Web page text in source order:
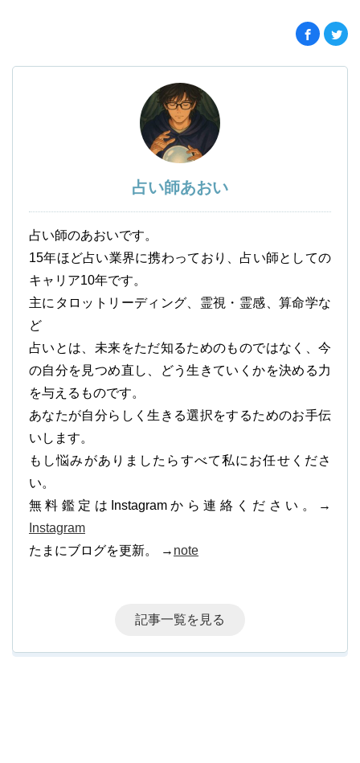
占い師あおい
占い師のあおいです。
15年ほど占い業界に携わっており、占い師としての
キャリア10年です。
主にタロットリーディング、霊視・霊感、算命学な
ど
占いとは、未来をただ知るためのものではなく、今
の自分を見つめ直し、どう生きていくかを決める力
を与えるものです。
あなたが自分らしく生きる選択をするためのお手伝
いします。
もし悩みがありましたらすべて私にお任せくださ
い。
無料鑑定はInstagramから連絡ください。→
Instagram
たまにブログを更新。 → note
記事一覧を見る